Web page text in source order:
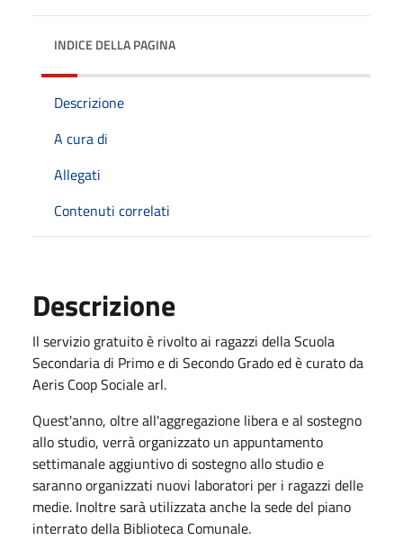
INDICE DELLA PAGINA
Descrizione
A cura di
Allegati
Contenuti correlati
Descrizione
Il servizio gratuito è rivolto ai ragazzi della Scuola
Secondaria di Primo e di Secondo Grado ed è curato da
Aeris Coop Sociale arl.
Quest'anno, oltre all'aggregazione libera e al sostegno
allo studio, verrà organizzato un appuntamento
settimanale aggiuntivo di sostegno allo studio e
saranno organizzati nuovi laboratori per i ragazzi delle
medie. Inoltre sarà utilizzata anche la sede del piano
interrato della Biblioteca Comunale.